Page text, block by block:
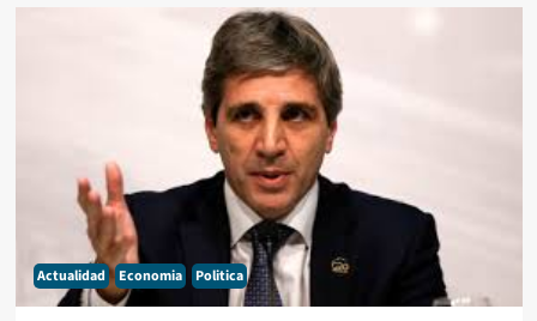
Actualidad Economia Politica